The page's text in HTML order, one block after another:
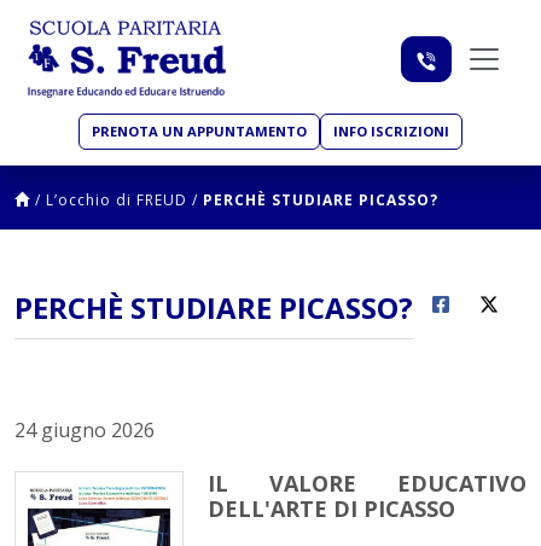
PRENOTA UN APPUNTAMENTO INFO ISCRIZIONI
/ L’occhio di FREUD / PERCHÈ STUDIARE PICASSO?
PERCHÈ STUDIARE PICASSO?
24 giugno 2026
IL VALORE EDUCATIVO
DELL'ARTE DI PICASSO